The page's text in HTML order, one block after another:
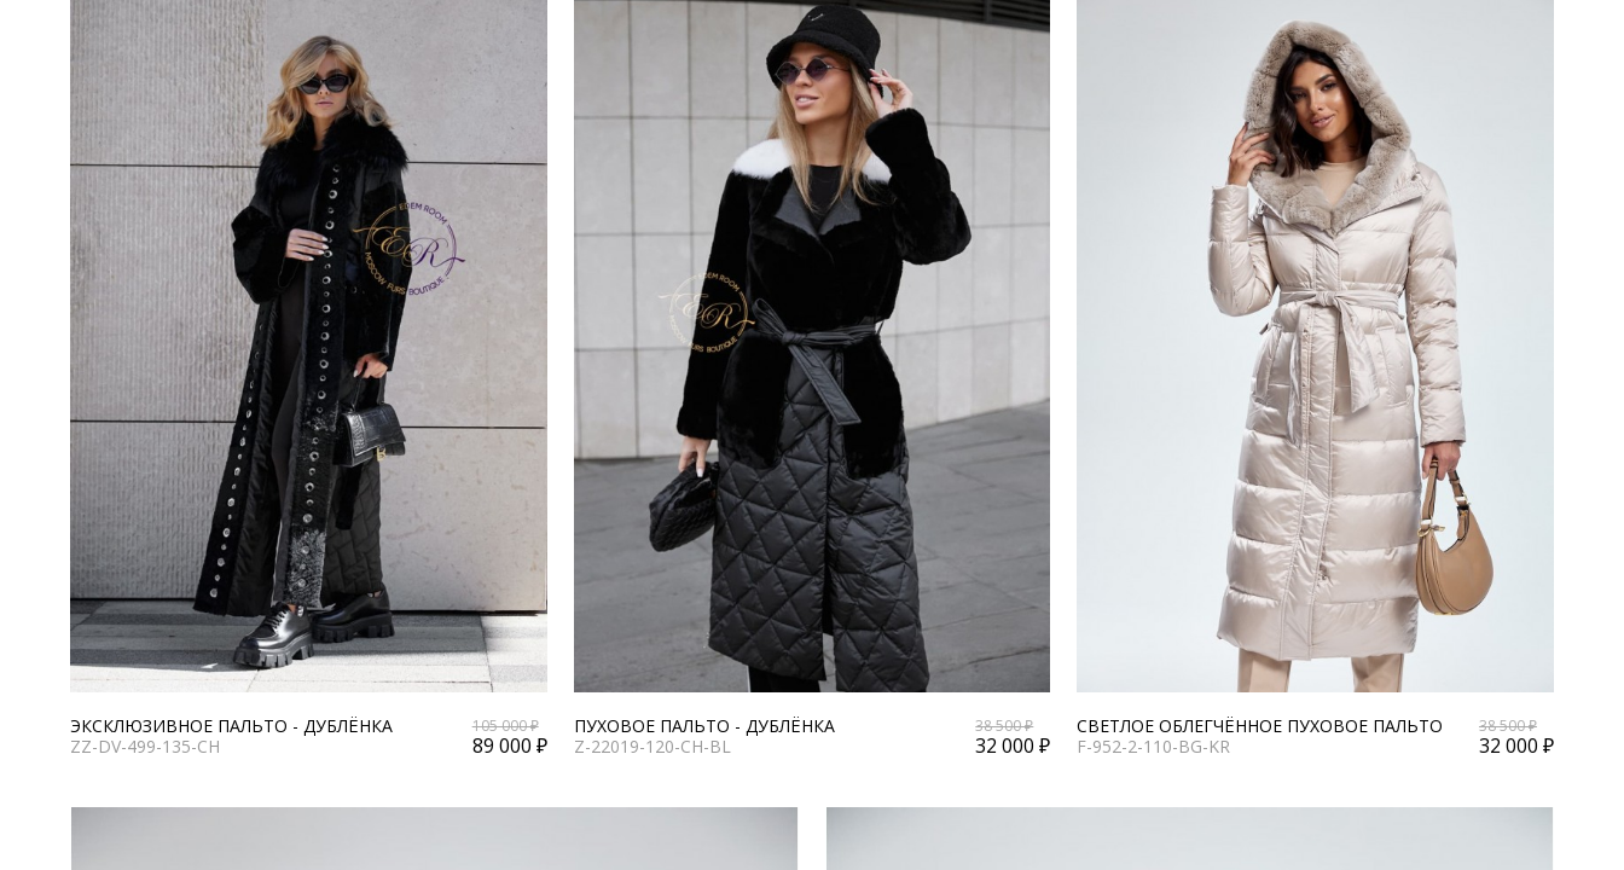
ЭКСКЛЮЗИВНОЕ ПАЛЬТО - ДУБЛЁНКА
ZZ-DV-499-135-CH
105 000 ₽
89 000 ₽
ПУХОВОЕ ПАЛЬТО - ДУБЛЁНКА
Z-22019-120-CH-BL
38 500 ₽
32 000 ₽
СВЕТЛОЕ ОБЛЕГЧЁННОЕ ПУХОВОЕ ПАЛЬТО
F-952-2-110-BG-KR
38 500 ₽
32 000 ₽